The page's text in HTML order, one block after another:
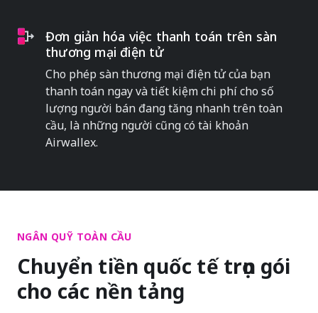
Đơn giản hóa việc thanh toán trên sàn
thương mại điện tử
Cho phép sàn thương mại điện tử của bạn
thanh toán ngay và tiết kiệm chi phí cho số
lượng người bán đang tăng nhanh trên toàn
cầu, là những người cũng có tài khoản
Airwallex.
NGÂN QUỸ TOÀN CẦU
Chuyển tiền quốc tế trọn gói
cho các nền tảng